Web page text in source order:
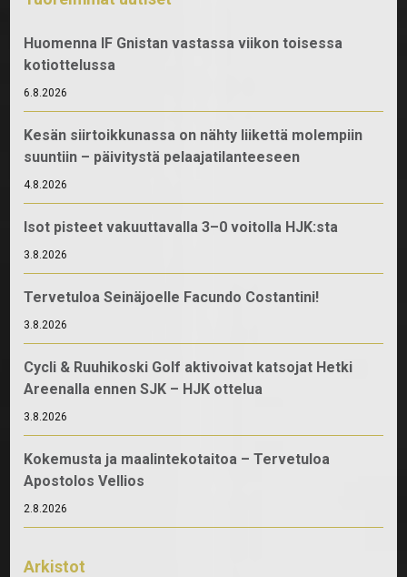
Huomenna IF Gnistan vastassa viikon toisessa
kotiottelussa
6.8.2026
Kesän siirtoikkunassa on nähty liikettä molempiin
suuntiin – päivitystä pelaajatilanteeseen
4.8.2026
Isot pisteet vakuuttavalla 3–0 voitolla HJK:sta
3.8.2026
Tervetuloa Seinäjoelle Facundo Costantini!
3.8.2026
Cycli & Ruuhikoski Golf aktivoivat katsojat Hetki
Areenalla ennen SJK – HJK ottelua
3.8.2026
Kokemusta ja maalintekotaitoa – Tervetuloa
Apostolos Vellios
2.8.2026
Arkistot